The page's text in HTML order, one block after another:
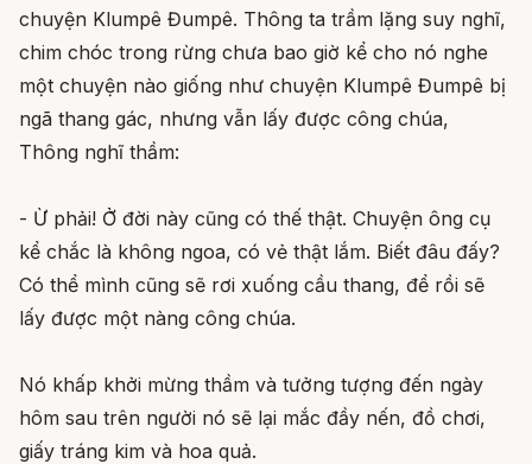
chuyện Klumpê Đumpê. Thông ta trầm lặng suy nghĩ,
chim chóc trong rừng chưa bao giờ kể cho nó nghe
một chuyện nào giống như chuyện Klumpê Đumpê bị
ngã thang gác, nhưng vẫn lấy được công chúa,
Thông nghĩ thầm:
- Ừ phải! Ở đời này cũng có thế thật. Chuyện ông cụ
kể chắc là không ngoa, có vẻ thật lắm. Biết đâu đấy?
Có thể mình cũng sẽ rơi xuống cầu thang, để rồi sẽ
lấy được một nàng công chúa.
Nó khấp khởi mừng thầm và tưởng tượng đến ngày
hôm sau trên người nó sẽ lại mắc đầy nến, đồ chơi,
giấy tráng kim và hoa quả.